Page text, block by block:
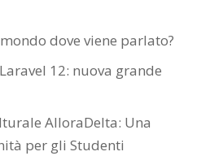
dove viene parlato?
12: nuova grande
AlloraDelta: Una
per gli Studenti